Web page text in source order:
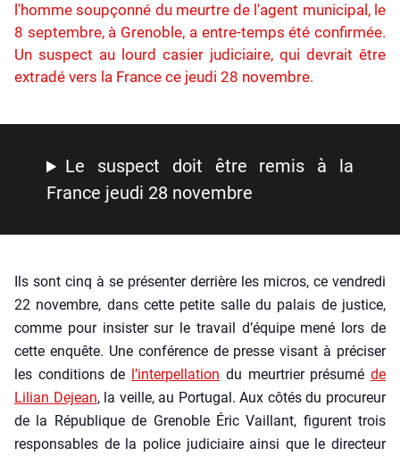
l'homme soupçonné du meurtre de l'agent municipal, le
8 septembre, à Grenoble, a entre-temps été confirmée.
Un suspect au lourd casier judiciaire, qui devrait être
extradé vers la France ce jeudi 28 novembre.
Le sus­pect doit être remis à la
France jeu­di 28 novembre
Ils sont cinq à se pré­sen­ter der­rière les micros, ce ven­dre­di
22 novembre, dans cette petite salle du palais de jus­tice,
comme pour insis­ter sur le tra­vail d’é­quipe mené lors de
cette enquête. Une confé­rence de presse visant à pré­ci­ser
les condi­tions de l’in­ter­pel­la­tion du meur­trier pré­su­méde
Lilian Dejean, la veille, au Por­tu­gal. Aux côtés du pro­cu­reur
de la Répu­blique de Gre­noble Éric Vaillant, figurent trois
res­pon­sables de la police judi­ciaire ain­si que le direc­teur